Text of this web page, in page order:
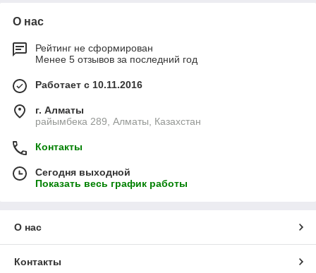
О нас
Рейтинг не сформирован
Менее 5 отзывов за последний год
Работает с 10.11.2016
г. Алматы
райымбека 289, Алматы, Казахстан
Контакты
Сегодня выходной
Показать весь график работы
О нас
Контакты